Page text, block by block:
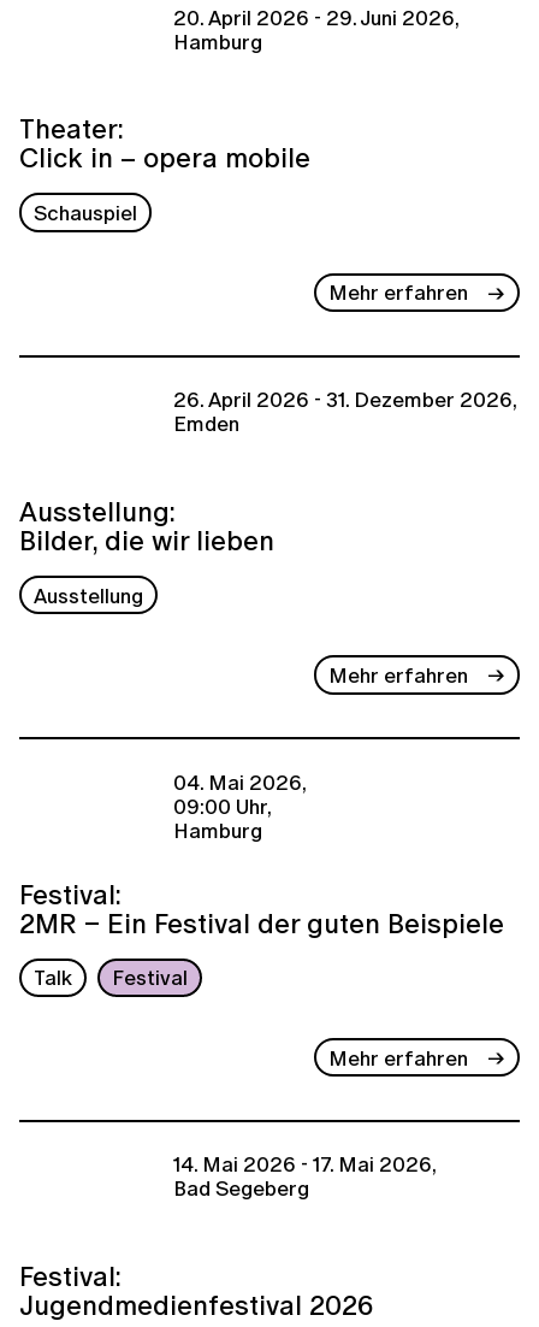
20. April 2026 - 29. Juni 2026,
Hamburg
Theater:
Click in – opera mobile
Schauspiel
Mehr erfahren
26. April 2026 - 31. Dezember 2026,
Emden
Ausstellung:
Bilder, die wir lieben
Ausstellung
Mehr erfahren
04. Mai 2026,
09:00 Uhr,
Hamburg
Festival:
2MR – Ein Festival der guten Beispiele
Talk Festival
Mehr erfahren
14. Mai 2026 - 17. Mai 2026,
Bad Segeberg
Festival:
Jugendmedienfestival 2026